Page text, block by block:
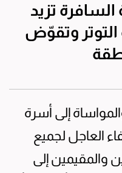
السافرة تزيد
التوتر وتقوّض
إلى أسرة
العاجل لجميع
والمقيمين إلى